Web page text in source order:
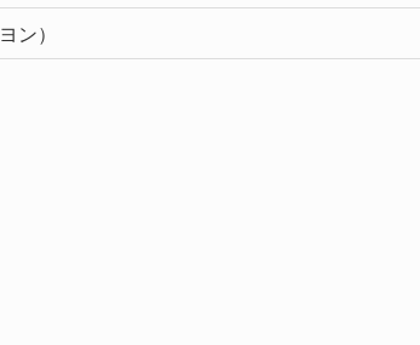
ン）